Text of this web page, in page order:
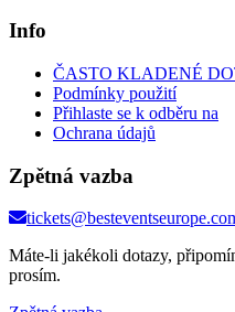
Info
ČASTO KLADENÉ
Podmínky použití
Přihlaste se k odběru na
Ochrana údajů
Zpětná vazba
Máte-li jakékoli dotazy,
prosím.